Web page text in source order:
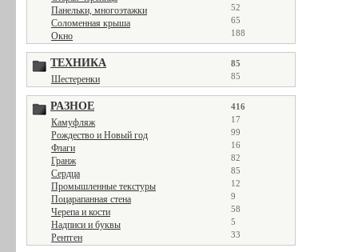
Панельки, многоэтажки 52
Соломенная крыша 65
Окно 188
ТЕХНИКА 85
Шестеренки 85
РАЗНОЕ 416
Камуфляж 17
Рождество и Новый год 99
Флаги 16
Гранж 82
Сердца 85
Промышленные текстуры 12
Поцарапанная стена 9
Черепа и кости 58
Надписи и буквы 5
Рентген 33